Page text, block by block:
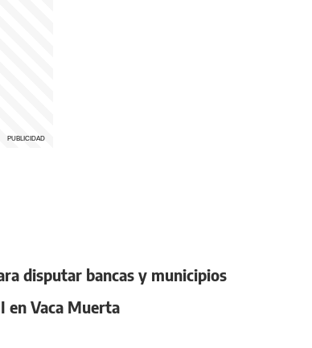
disputar bancas y municipios
en Vaca Muerta